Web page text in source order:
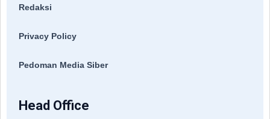
Redaksi
Privacy Policy
Pedoman Media Siber
Head Office